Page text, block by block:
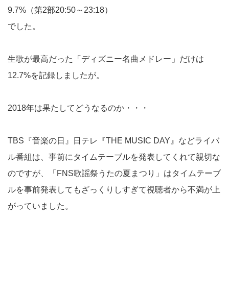
9.7%（第2部20:50～23:18）
でした。
生歌が最高だった「ディズニー名曲メドレー」だけは
12.7%を記録しましたが。
2018年は果たしてどうなるのか・・・
TBS『音楽の日』日テレ『THE MUSIC DAY』などライバ
ル番組は、事前にタイムテーブルを発表してくれて親切な
のですが、「FNS歌謡祭うたの夏まつり」はタイムテーブ
ルを事前発表してもざっくりしすぎて視聴者から不満が上
がっていました。